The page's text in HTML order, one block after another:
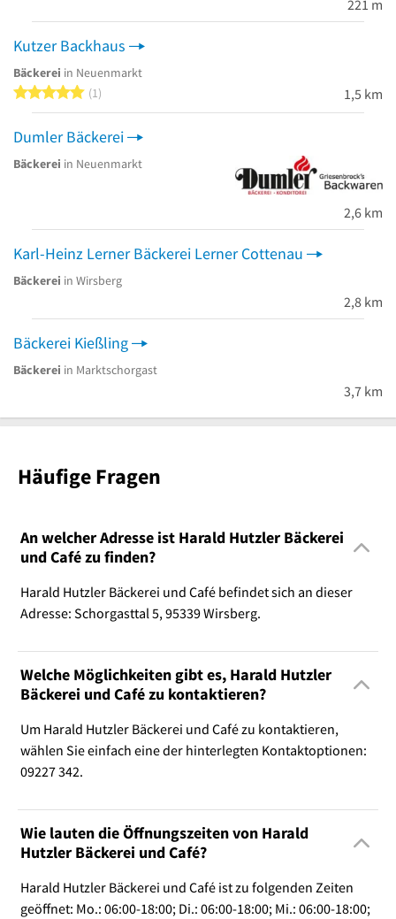
221 m
Kutzer Backhaus
Bäckerei in Neuenmarkt
5 von 5 Sternen
1 1,5 km
Dumler Bäckerei
Bäckerei in Neuenmarkt
2,6 km
Karl-Heinz Lerner Bäckerei Lerner Cottenau
Bäckerei in Wirsberg
2,8 km
Bäckerei Kießling
Bäckerei in Marktschorgast
3,7 km
Häufige Fragen
An welcher Adresse ist Harald Hutzler Bäckerei
und Café zu finden?
Harald Hutzler Bäckerei und Café befindet sich an dieser
Adresse: Schorgasttal 5, 95339 Wirsberg.
Welche Möglichkeiten gibt es, Harald Hutzler
Bäckerei und Café zu kontaktieren?
Um Harald Hutzler Bäckerei und Café zu kontaktieren,
wählen Sie einfach eine der hinterlegten Kontaktoptionen:
09227 342.
Wie lauten die Öffnungszeiten von Harald
Hutzler Bäckerei und Café?
Harald Hutzler Bäckerei und Café ist zu folgenden Zeiten
geöffnet: Mo.: 06:00-18:00; Di.: 06:00-18:00; Mi.: 06:00-18:00;